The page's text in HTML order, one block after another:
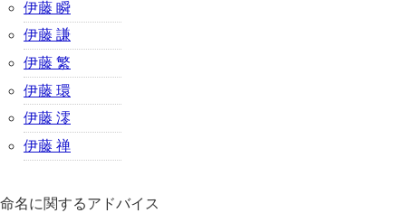
伊藤 瞬
伊藤 謙
伊藤 繁
伊藤 環
伊藤 澪
伊藤 禅
命名に関するアドバイス